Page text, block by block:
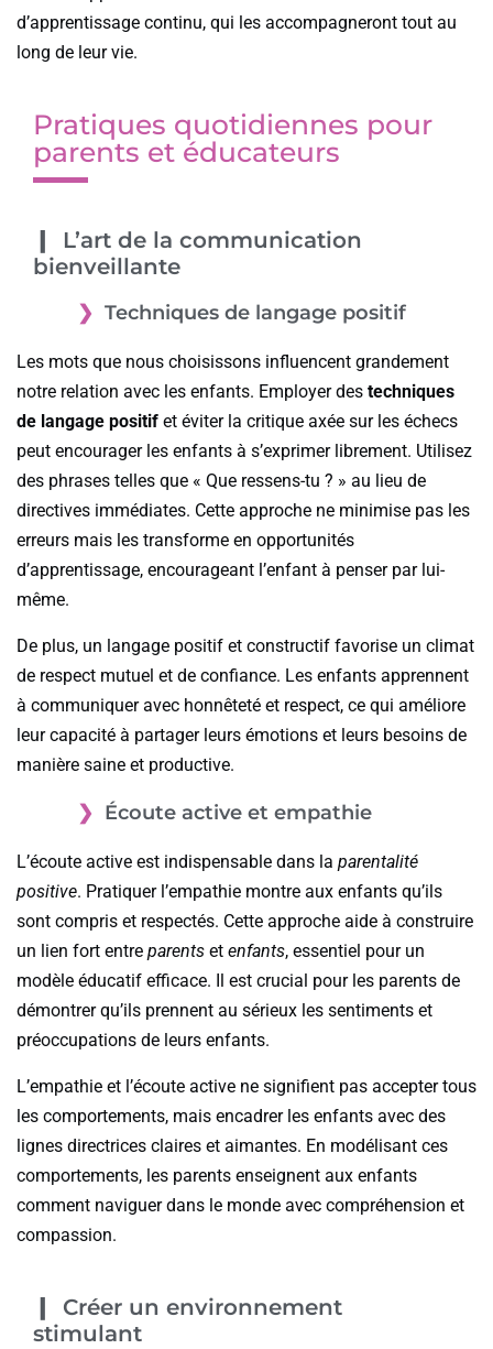
d’apprentissage continu, qui les accompagneront tout au
long de leur vie.
Pratiques quotidiennes pour
parents et éducateurs
L’art de la communication
bienveillante
Techniques de langage positif
Les mots que nous choisissons influencent grandement
notre relation avec les enfants. Employer des techniques
de langage positif et éviter la critique axée sur les échecs
peut encourager les enfants à s’exprimer librement. Utilisez
des phrases telles que « Que ressens-tu ? » au lieu de
directives immédiates. Cette approche ne minimise pas les
erreurs mais les transforme en opportunités
d’apprentissage, encourageant l’enfant à penser par lui-
même.
De plus, un langage positif et constructif favorise un climat
de respect mutuel et de confiance. Les enfants apprennent
à communiquer avec honnêteté et respect, ce qui améliore
leur capacité à partager leurs émotions et leurs besoins de
manière saine et productive.
Écoute active et empathie
L’écoute active est indispensable dans la parentalité
positive. Pratiquer l’empathie montre aux enfants qu’ils
sont compris et respectés. Cette approche aide à construire
un lien fort entre parents et enfants, essentiel pour un
modèle éducatif efficace. Il est crucial pour les parents de
démontrer qu’ils prennent au sérieux les sentiments et
préoccupations de leurs enfants.
L’empathie et l’écoute active ne signifient pas accepter tous
les comportements, mais encadrer les enfants avec des
lignes directrices claires et aimantes. En modélisant ces
comportements, les parents enseignent aux enfants
comment naviguer dans le monde avec compréhension et
compassion.
Créer un environnement
stimulant